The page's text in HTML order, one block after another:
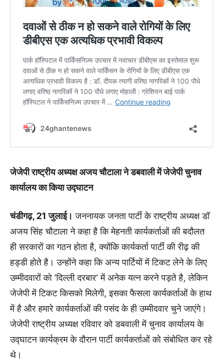
जेजेपी राष्ट्रीय अध्यक्ष अजय चौटाला ने डबवाली में जेजेपी चुनाव
कार्यालय का किया उद्घाटन
चंडीगढ़, 21 जुलाई। जननायक जनता पार्टी के राष्ट्रीय अध्यक्ष डॉ
अजय सिंह चौटाला ने कहा है कि मेहनती कार्यकर्ताओं की बदौलत
ही सरकारों का गठन होता है,क्योंकि कार्यकर्ता पार्टी की रीढ़ की
हड्डी होते है। उन्होंने कहा कि अन्य पार्टियों में टिकट लेने के लिए
उम्मीदवारों को‘दिल्ली दरबार‘में अनेक यत्न करने पड़ते है,लेकिन
जेजेपी में टिकट किसको मिलेगी,इसका फैसला कार्यकर्ताओं के हाथ
में है और हमारे कार्यकर्ताओं की पसंद के ही उम्मीदवार चुने जाएंगे।
जेजेपी राष्ट्रीय अध्यक्ष रविवार को डबवाली में चुनाव कार्यालय के
उद्घाटन कार्यक्रम के दौरान पार्टी कार्यकर्ताओं को संबोधित कर रहे
थे।